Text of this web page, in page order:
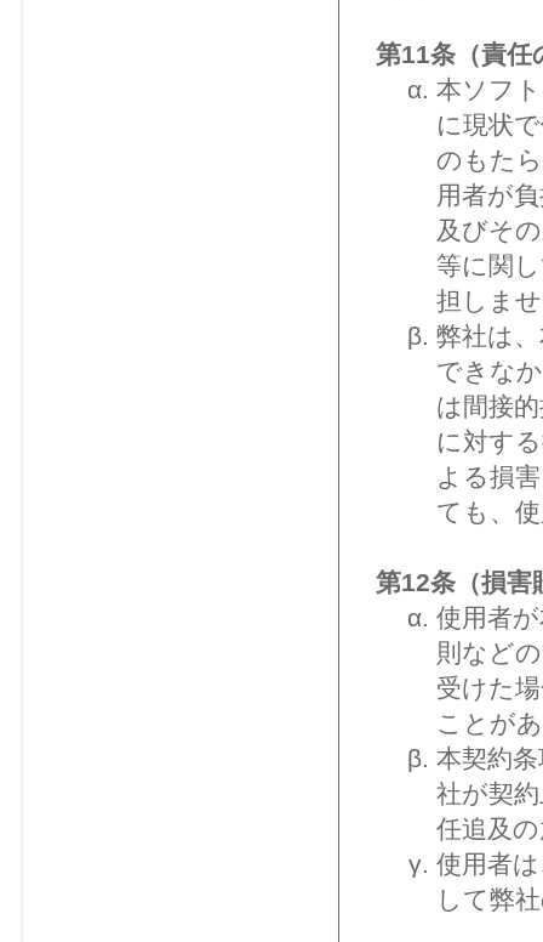
第11条（責任
本ソフ
に現状
のもた
用者が
及びそ
等に関
担しま
弊社は
できな
は間接
に対す
よる損
ても、
第12条（損害
使用者
則など
受けた
ことが
本契約
社が契
任追及
使用者
して弊